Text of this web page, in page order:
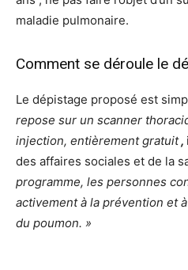
maladie pulmonaire.
Comment se déroule le
Le dépistage proposé est
repose sur un scanner
injection, entièrement gratuit,
des affaires sociales et de la
programme, les personnes
activement à la prévention et
du poumon. »